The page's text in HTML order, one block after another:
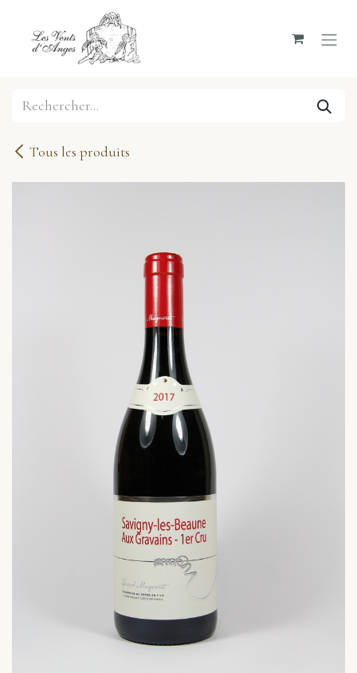
Se rendre au contenu
Tous les produits